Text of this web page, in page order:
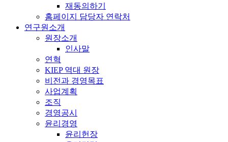
재동의하기
홈페이지 담당자 연락처
연구원소개
원장소개
인사말
연혁
KIEP 역대 원장
비전과 경영목표
사업계획
조직
경영공시
윤리경영
윤리헌장